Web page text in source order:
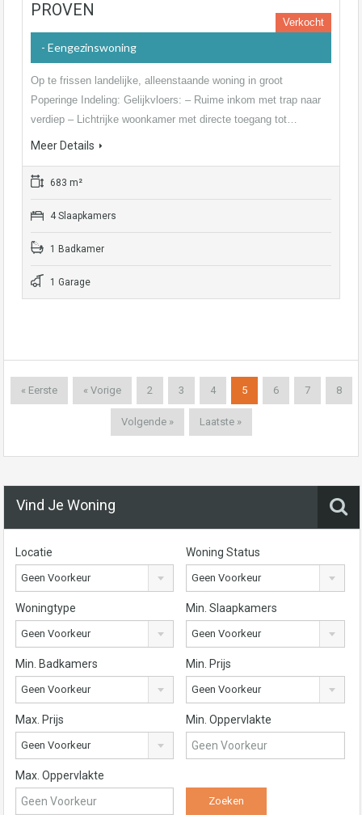
PROVEN
Verkocht
- Eengezinswoning
Op te frissen landelijke, alleenstaande woning in groot
Poperinge Indeling: Gelijkvloers: – Ruime inkom met trap naar
verdiep – Lichtrijke woonkamer met directe toegang tot…
Meer Details
683 m²
4 Slaapkamers
1 Badkamer
1 Garage
« Eerste « Vorige 2 3 4 5 6 7 8
Volgende » Laatste »
Vind Je Woning
Locatie
Geen Voorkeur
Woning Status
Geen Voorkeur
Woningtype
Geen Voorkeur
Min. Slaapkamers
Geen Voorkeur
Min. Badkamers
Geen Voorkeur
Min. Prijs
Geen Voorkeur
Max. Prijs
Geen Voorkeur
Min. Oppervlakte
Max. Oppervlakte